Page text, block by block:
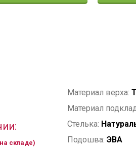
складе)
Материал верха:
Материал
Стелька:
Подошва: ЭВА